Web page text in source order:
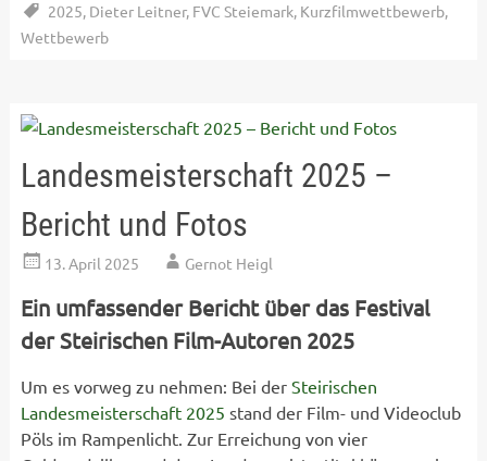
2025, Dieter Leitner, FVC Steiemark, Kurzfilmwettbewerb,
Wettbewerb
Landesmeisterschaft 2025 –
Bericht und Fotos
13. April 2025 Gernot Heigl
Ein umfassender Bericht über das Festival
der Steirischen Film-Autoren 2025
Um es vorweg zu nehmen: Bei der Steirischen
Landesmeisterschaft 2025 stand der Film- und Videoclub
Pöls im Rampenlicht. Zur Erreichung von vier